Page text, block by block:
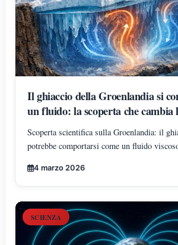
Il ghiaccio della Groenlandia si
un fluido: la scoperta che cambia
delle calotte polari
Scoperta scientifica sulla Groenlandia: il
potrebbe comportarsi come un fluido
4 marzo 2026
SCIENZA